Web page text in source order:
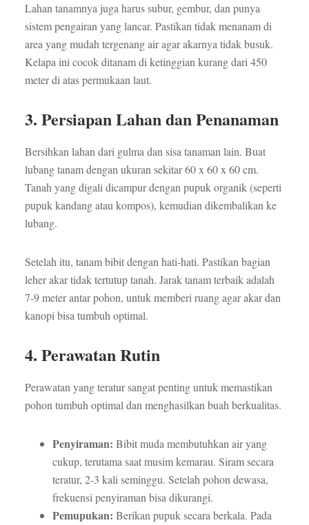
Lahan tanamnya juga harus subur, gembur, dan punya
sistem pengairan yang lancar. Pastikan tidak menanam di
area yang mudah tergenang air agar akarnya tidak busuk.
Kelapa ini cocok ditanam di ketinggian kurang dari 450
meter di atas permukaan laut.
3. Persiapan Lahan dan Penanaman
Bersihkan lahan dari gulma dan sisa tanaman lain. Buat
lubang tanam dengan ukuran sekitar 60 x 60 x 60 cm.
Tanah yang digali dicampur dengan pupuk organik (seperti
pupuk kandang atau kompos), kemudian dikembalikan ke
lubang.
Setelah itu, tanam bibit dengan hati-hati. Pastikan bagian
leher akar tidak tertutup tanah. Jarak tanam terbaik adalah
7-9 meter antar pohon, untuk memberi ruang agar akar dan
kanopi bisa tumbuh optimal.
4. Perawatan Rutin
Perawatan yang teratur sangat penting untuk memastikan
pohon tumbuh optimal dan menghasilkan buah berkualitas.
Penyiraman: Bibit muda membutuhkan air yang
cukup, terutama saat musim kemarau. Siram secara
teratur, 2-3 kali seminggu. Setelah pohon dewasa,
frekuensi penyiraman bisa dikurangi.
Pemupukan: Berikan pupuk secara berkala. Pada